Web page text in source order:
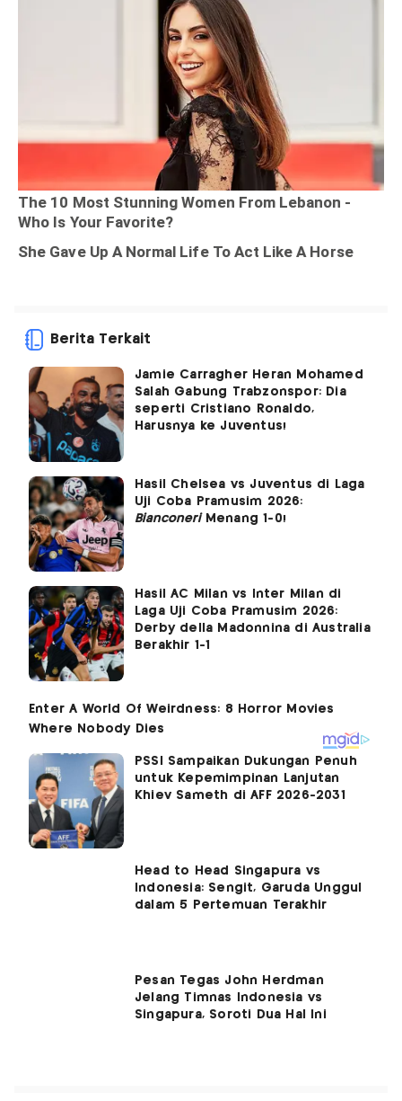
Berita Terkait
Jamie Carragher Heran Mohamed
Salah Gabung Trabzonspor: Dia
seperti Cristiano Ronaldo,
Harusnya ke Juventus!
Hasil Chelsea vs Juventus di Laga
Uji Coba Pramusim 2026:
BianconeriMenang 1-0!
Hasil AC Milan vs Inter Milan di
Laga Uji Coba Pramusim 2026:
Derby della Madonnina di Australia
Berakhir 1-1
PSSI Sampaikan Dukungan Penuh
untuk Kepemimpinan Lanjutan
Khiev Sameth di AFF 2026-2031
Head to Head Singapura vs
Indonesia: Sengit, Garuda Unggul
dalam 5 Pertemuan Terakhir
Pesan Tegas John Herdman
Jelang Timnas Indonesia vs
Singapura, Soroti Dua Hal Ini